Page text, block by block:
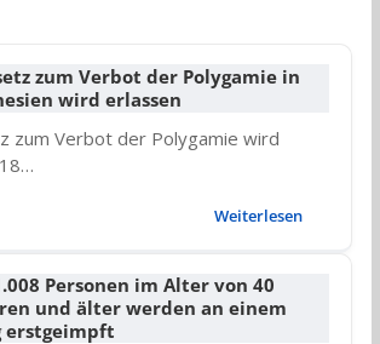
zum Verbot der Polygamie in
wird erlassen
zum Verbot der Polygamie wird
Weiterlesen
Personen im Alter von 40
und älter werden an einem
erstgeimpft